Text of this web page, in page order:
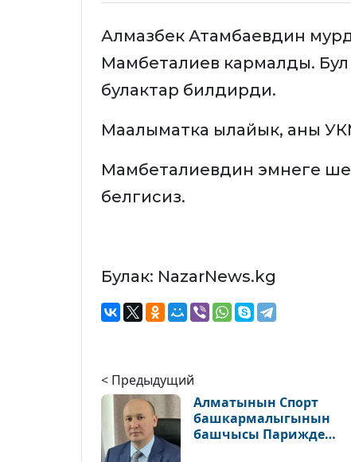
Алмазбек Атамбаевдин
Мамбеталиев кармалды. Бул
булактар билдирди.
Маалыматка ылайык, аны
Мамбеталиевдин эмнеге
белгисиз.
Булак: NazarNews.kg
< Предыдущий
Алматынын Спорт
башкармалыгынын
башчысы Парижде